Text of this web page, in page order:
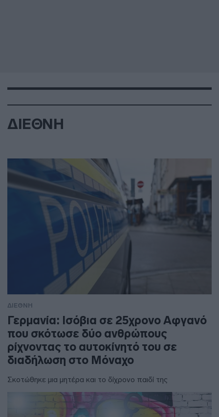
ΔΙΕΘΝΗ
ΔΙΕΘΝΗ
Γερμανία: Ισόβια σε 25χρονο Αφγανό
που σκότωσε δύο ανθρώπους
ρίχνοντας το αυτοκίνητό του σε
διαδήλωση στο Μόναχο
Σκοτώθηκε μια μητέρα και το δίχρονο παιδί της